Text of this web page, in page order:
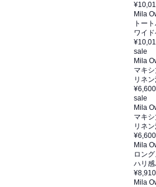
Mila
トー
ワイ
sale
Mila
マキ
リネ
¥6,600
sale
Mila
マキ
リネ
¥6,600
Mila
ロン
ハリ
¥8,910
Mila